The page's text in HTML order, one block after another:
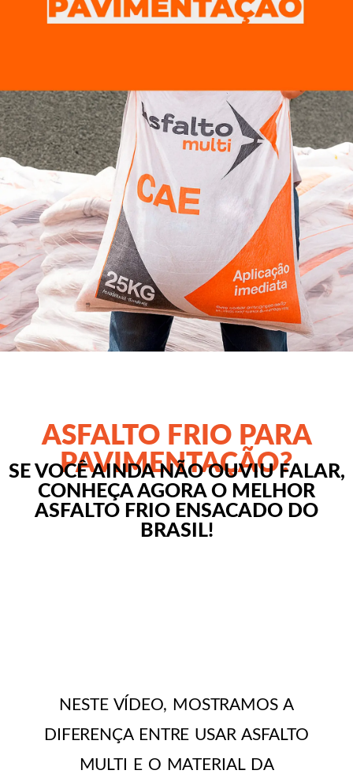
ASFALTO FRIO PARA
PAVIMENTAÇÃO?
SE VOCÊ AINDA NÃO OUVIU FALAR,
CONHEÇA AGORA O MELHOR
ASFALTO FRIO ENSACADO DO
BRASIL!
NESTE VÍDEO, MOSTRAMOS A
DIFERENÇA ENTRE USAR ASFALTO
MULTI E O MATERIAL DA